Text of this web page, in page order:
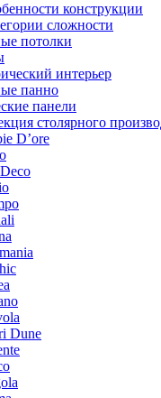
конструкции
сложности
потолки
интерьер
панно
панели
столярного
D’ore
Dune